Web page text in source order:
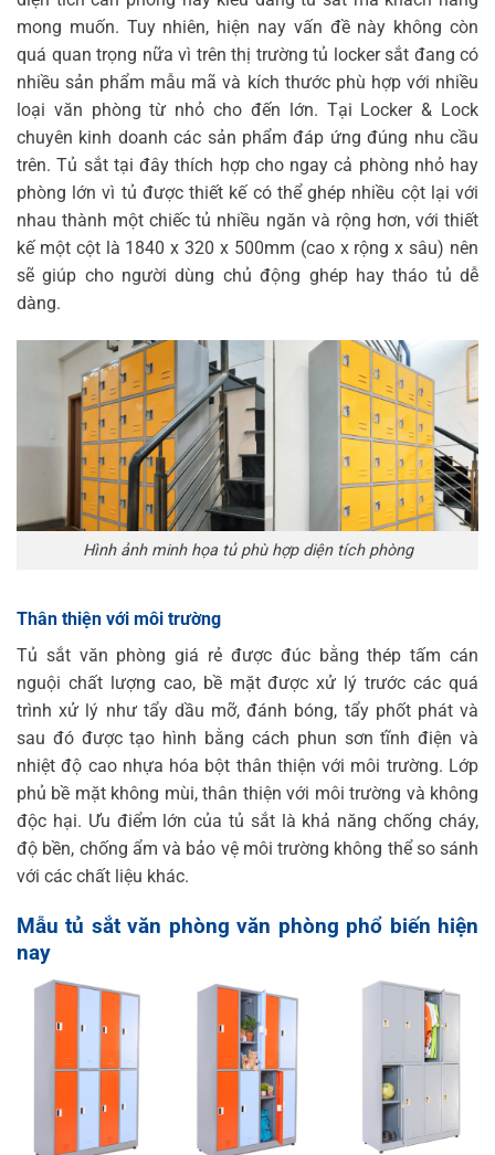
mong muốn. Tuy nhiên, hiện nay vấn đề này không còn
quá quan trọng nữa vì trên thị trường tủ locker sắt đang có
nhiều sản phẩm mẫu mã và kích thước phù hợp với nhiều
loại văn phòng từ nhỏ cho đến lớn. Tại Locker & Lock
chuyên kinh doanh các sản phẩm đáp ứng đúng nhu cầu
trên. Tủ sắt tại đây thích hợp cho ngay cả phòng nhỏ hay
phòng lớn vì tủ được thiết kế có thể ghép nhiều cột lại với
nhau thành một chiếc tủ nhiều ngăn và rộng hơn, với thiết
kế một cột là 1840 x 320 x 500mm (cao x rộng x sâu) nên
sẽ giúp cho người dùng chủ động ghép hay tháo tủ dễ
dàng.
Hình ảnh minh họa tủ phù hợp diện tích phòng
Thân thiện với môi trường
Tủ sắt văn phòng giá rẻ được đúc bằng thép tấm cán
nguội chất lượng cao, bề mặt được xử lý trước các quá
trình xử lý như tẩy dầu mỡ, đánh bóng, tẩy phốt phát và
sau đó được tạo hình bằng cách phun sơn tĩnh điện và
nhiệt độ cao nhựa hóa bột thân thiện với môi trường. Lớp
phủ bề mặt không mùi, thân thiện với môi trường và không
độc hại. Ưu điểm lớn của tủ sắt là khả năng chống cháy,
độ bền, chống ẩm và bảo vệ môi trường không thể so sánh
với các chất liệu khác.
Mẫu tủ sắt văn phòng văn phòng phổ biến hiện
nay